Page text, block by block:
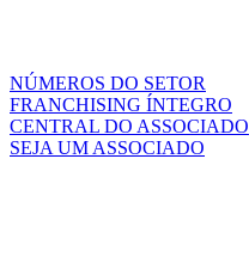
NÚMEROS DO SETOR
FRANCHISING ÍNTEGRO
CENTRAL DO ASSOCIADO
SEJA UM ASSOCIADO